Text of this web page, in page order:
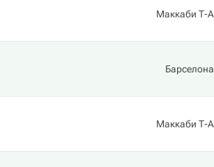
Маккаби Т-А
Барселона
Маккаби Т-А